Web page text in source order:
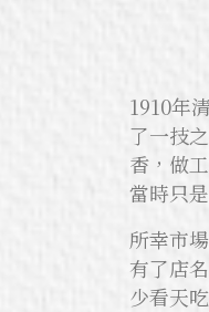
1910年
了一技
香，做
當時只
所幸市
有了店
少看天